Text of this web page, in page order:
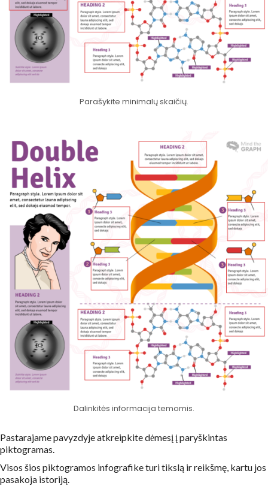
Parašykite minimalų skaičių.
Dalinkitės informacija temomis.
Pastarajame pavyzdyje atkreipkite dėmesį į paryškintas
piktogramas.
Visos šios piktogramos infografike turi tikslą ir reikšmę, kartu jos
pasakoja istoriją.